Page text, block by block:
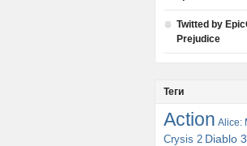
Twitted by
Prejudice
Теги
Action Alice:
Crysis 2 Diablo 3